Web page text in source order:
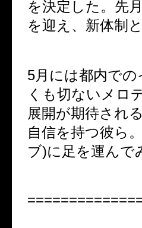
を決定した。先
を迎え、新体制
5月には都内で
くも切ないメロ
展開が期待され
自信を持つ彼ら
ブ)に足を運んで